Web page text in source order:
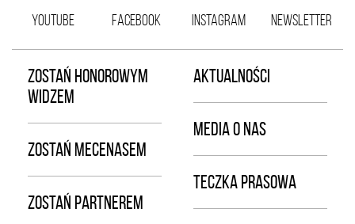
YOUTUBE FACEBOOK INSTAGRAM NEWSLETTER
ZOSTAŃ HONOROWYM
WIDZEM
ZOSTAŃ MECENASEM
ZOSTAŃ PARTNEREM
AKTUALNOŚCI
MEDIA O NAS
TECZKA PRASOWA